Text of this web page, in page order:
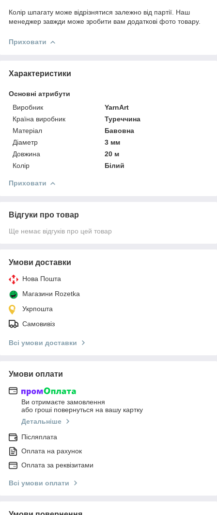
Колір шпагату може відрізнятися залежно від партії. Наш
менеджер завжди може зробити вам додаткові фото товару.
Приховати
Характеристики
Основні атрибути
Виробник
YarnArt
Країна виробник
Туреччина
Матеріал
Бавовна
Діаметр
3 мм
Довжина
20 м
Колір
Білий
Приховати
Відгуки про товар
Ще немає відгуків про цей товар
Умови доставки
Нова Пошта
Магазини Rozetka
Укрпошта
Самовивіз
Всі умови доставки
Умови оплати
Ви отримаєте замовлення
або гроші повернуться на вашу картку
Детальніше
Післяплата
Оплата на рахунок
Оплата за реквізитами
Всі умови оплати